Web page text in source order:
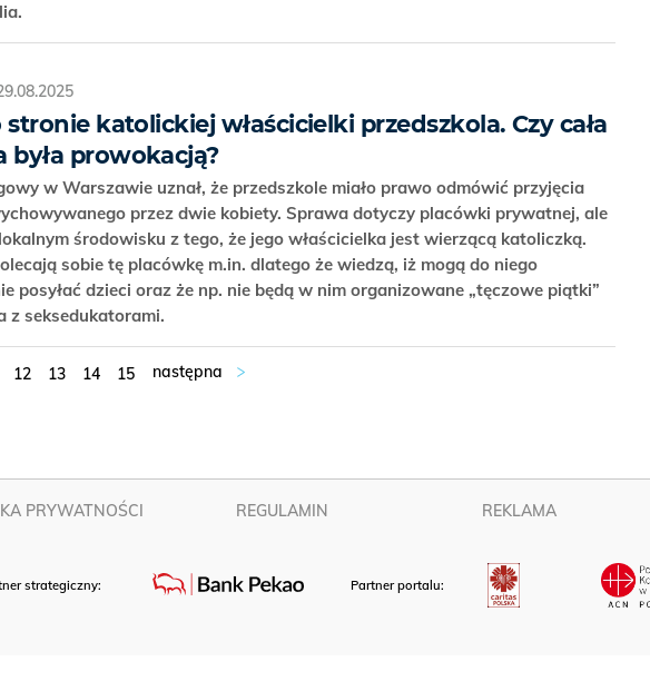
stronie katolickiej właścicielki przedszkola. Czy cała
była prowokacją?
w Warszawie uznał, że przedszkole miało prawo odmówić przyjęcia
przez dwie kobiety. Sprawa dotyczy placówki prywatnej, ale
środowisku z tego, że jego właścicielka jest wierzącą katoliczką.
sobie tę placówkę m.in. dlatego że wiedzą, iż mogą do niego
posyłać dzieci oraz że np. nie będą w nim organizowane „tęczowe piątki”
z seksedukatorami.
12 13 14 15
PRYWATNOŚCI REGULAMIN REKLAMA
strategiczny: Partner portalu: